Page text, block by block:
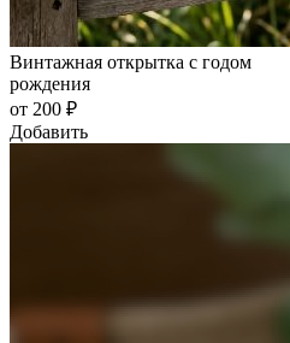
Винтажная открытка с годом
рождения
от 200 ₽
Добавить